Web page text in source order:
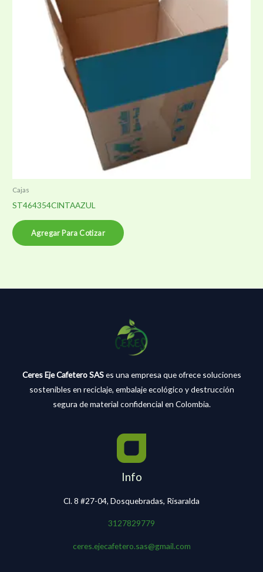
Cajas
ST464354CINTAAZUL
Agregar Para Cotizar
Ceres Eje Cafetero SASes una empresa que ofrece soluciones
sostenibles en reciclaje, embalaje ecológico y destrucción
segura de material confidencial en Colombia.
Info
Cl. 8 #27-04, Dosquebradas, Risaralda
3127829779
ceres.ejecafetero.sas@gmail.com